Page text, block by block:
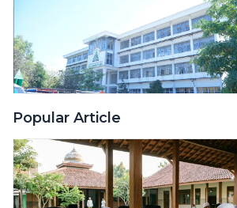
Popular Article